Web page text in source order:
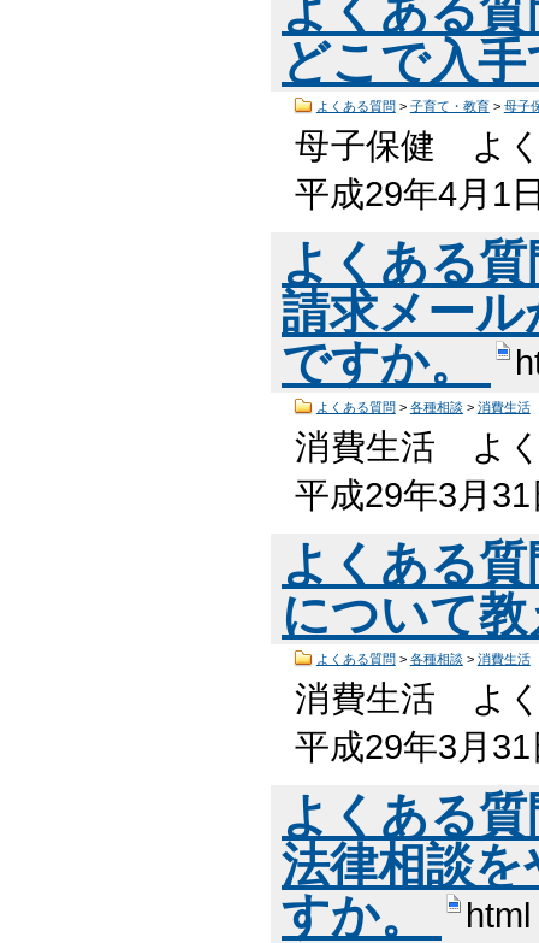
よくある
どこで入
よくある質問 > 子育て・教育> 母子
母子保健 よ
平成29年4月1
よくある
請求メー
ですか。
よくある質問 > 各種相談> 消費生活
消費生活 よ
平成29年3月
よくある
について
よくある質問 > 各種相談> 消費生活
消費生活 よ
平成29年3月
よくある
法律相談
すか。
html